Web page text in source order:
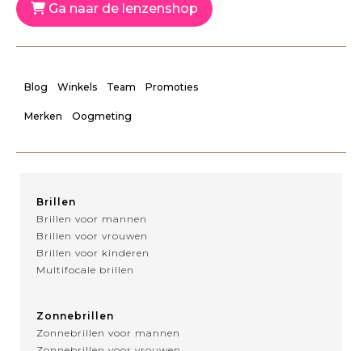
Ga naar de lenzenshop
Blog Winkels Team Promoties
Merken Oogmeting
Brillen
Brillen voor mannen
Brillen voor vrouwen
Brillen voor kinderen
Multifocale brillen
Zonnebrillen
Zonnebrillen voor mannen